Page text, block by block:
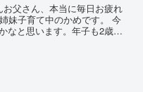
父さん、本当に毎日お疲れ
妹子育て中のかめです。 今
なと思います。年子も2歳差